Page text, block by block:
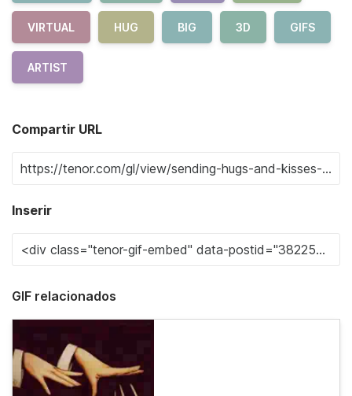
VIRTUAL HUG BIG 3D GIFS
ARTIST
Compartir URL
Inserir
GIF relacionados